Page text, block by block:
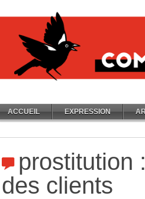
ACCUEIL EXPRESSION
prostitution
des clients